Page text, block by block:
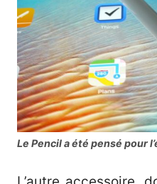
Le Pencil a été pensé pour